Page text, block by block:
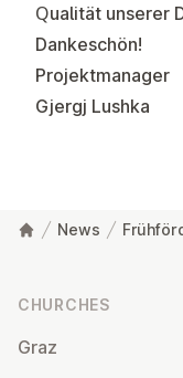
Qualität unserer
Dankeschön!
Projektmanager
Gjergj Lushka
News
CHURCHES
Graz